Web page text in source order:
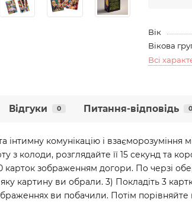
Вік
Вікова
Всі
Відгуки 0 Питання-відповідь 0
комунікацію і
з колоди, розглядайте її 15 секунд та
карток зображенням догори. По черзі
картину ви обрали. 3) Покладіть 3
ви побачили. Потім